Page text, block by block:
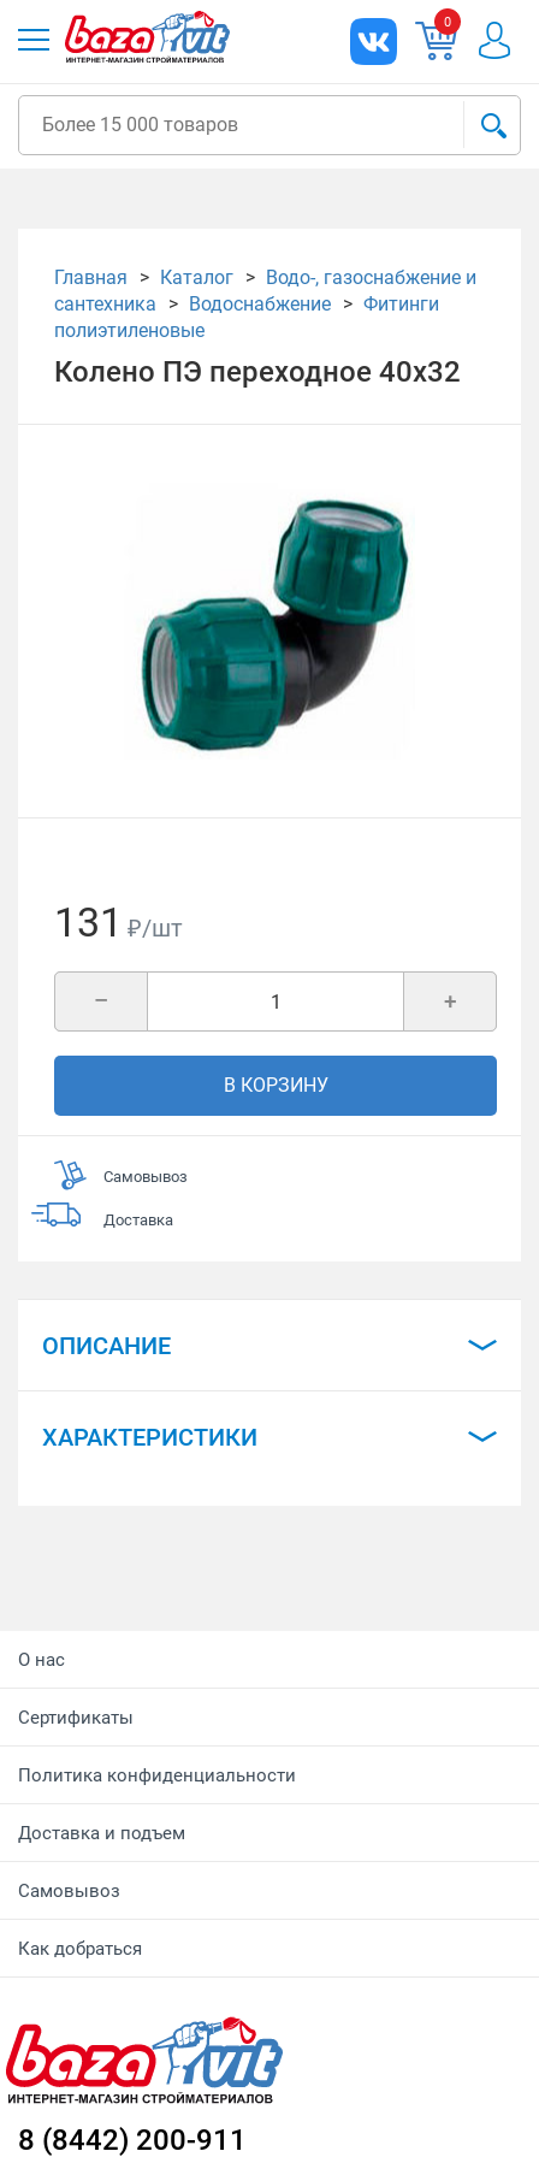
0
Главная Каталог
Водо-, газоснабжение и
сантехника
Водоснабжение
Фитинги
полиэтиленовые
Колено ПЭ переходное 40х32
131 ₽/шт
+
–
В КОРЗИНУ
Самовывоз
Доставка
ОПИСАНИЕ
ХАРАКТЕРИСТИКИ
О нас
Сертификаты
Политика конфиденциальности
Доставка и подъем
Самовывоз
Как добраться
8 (8442) 200-911